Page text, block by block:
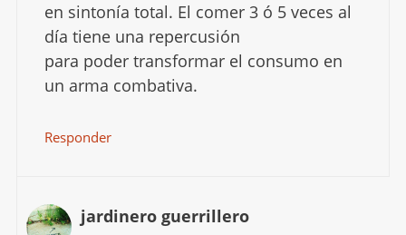
en sintonía total. El comer 3 ó 5 veces al
día tiene una repercusión
para poder transformar el consumo en
un arma combativa.
Responder
jardinero guerrillero